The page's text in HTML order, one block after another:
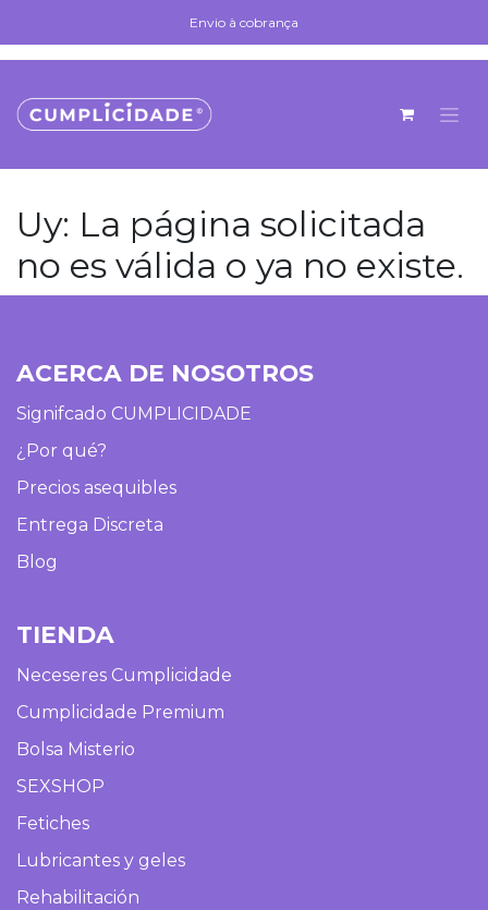
Envio à cobrança
Envio à cobrança
Uy: La página solicitada
no es válida o ya no existe.
ACERCA DE NOSOTROS
Signifcado CUMPLICIDADE
¿Por qué?
Precios asequibles
Entrega Discreta
Blog
TIENDA
Neceseres Cumplicidade
Cumplicidade Premium
Bolsa Misterio
SEXSHOP
Fetiches
Lubricantes y geles
Rehabilitación